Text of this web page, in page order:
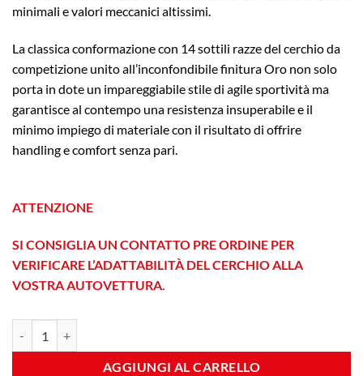
minimali e valori meccanici altissimi.
La classica conformazione con 14 sottili razze del cerchio da
competizione unito all’inconfondibile finitura Oro non solo
porta in dote un impareggiabile stile di agile sportività ma
garantisce al contempo una resistenza insuperabile e il
minimo impiego di materiale con il risultato di offrire
handling e comfort senza pari.
ATTENZIONE
SI CONSIGLIA UN CONTATTO PRE ORDINE PER
VERIFICARE L’ADATTABILITÀ DEL CERCHIO ALLA
VOSTRA AUTOVETTURA.
AGGIUNGI AL CARRELLO